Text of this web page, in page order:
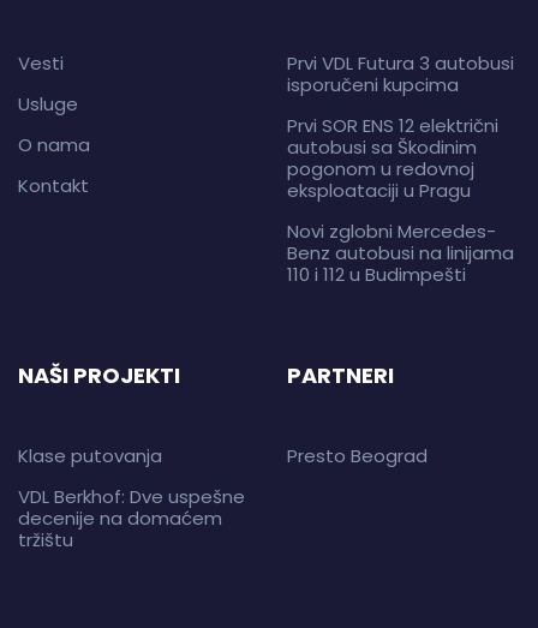
Vesti
Usluge
O nama
Kontakt
Prvi VDL Futura 3 autobusi
isporučeni kupcima
Prvi SOR ENS 12 električni
autobusi sa Škodinim
pogonom u redovnoj
eksploataciji u Pragu
Novi zglobni Mercedes-
Benz autobusi na linijama
110 i 112 u Budimpešti
NAŠI PROJEKTI
Klase putovanja
VDL Berkhof: Dve uspešne
decenije na domaćem
tržištu
PARTNERI
Presto Beograd